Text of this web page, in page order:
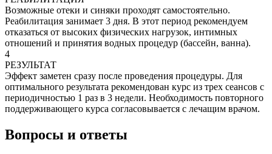
Возможные отеки и синяки проходят самостоятельно.
Реабилитация занимает 3 дня. В этот период рекомендуем
отказаться от высоких физических нагрузок, интимных
отношений и принятия водных процедур (бассейн, ванна).
4
РЕЗУЛЬТАТ
Эффект заметен сразу после проведения процедуры. Для
оптимального результата рекомендован курс из трех сеансов с
периодичностью 1 раз в 3 недели. Необходимость повторного
поддерживающего курса согласовывается с лечащим врачом.
Вопросы и ответы